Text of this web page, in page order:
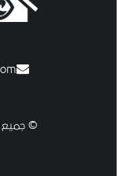
© جميع